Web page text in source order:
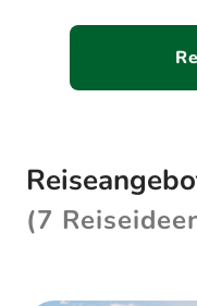
werden. Mauritius
auch beiaktiven
umfangreiche
Ausflügen,
Strandurlaub.
mit unseren
(7